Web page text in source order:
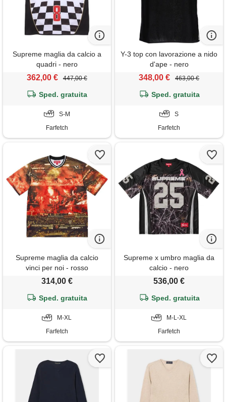
Supreme maglia da calcio a
quadri - nero
362,00 € 447,00 €
Sped. gratuita
S-M
Farfetch
Y-3 top con lavorazione a nido
d'ape - nero
348,00 € 463,00 €
Sped. gratuita
S
Farfetch
Supreme maglia da calcio
vinci per noi - rosso
314,00 €
Sped. gratuita
M-XL
Farfetch
Supreme x umbro maglia da
calcio - nero
536,00 €
Sped. gratuita
M-L-XL
Farfetch